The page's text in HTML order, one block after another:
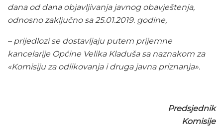
dana od dana objavljivanja javnog obavještenja,
odnosno zaključno sa 25.01.2019. godine,
– prijedlozi se dostavljaju putem prijemne
kancelarije Općine Velika Kladuša sa naznakom za
«Komisiju za odlikovanja i druga javna priznanja».
Predsjednik
Komisije